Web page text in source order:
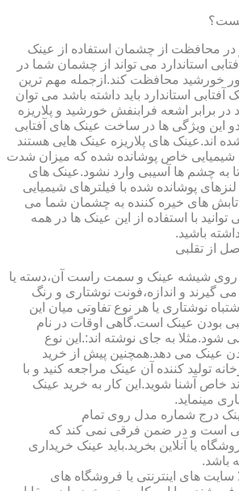
در محافظت از چشمان استفاده از عینک
استاندارد می تواند از چشمان شما در
خورشید محافظت کند.ازجمله مهم ترین
استاندارد باید داشته باشد می توان
100 درصد در برابر اشعه فرابنفش خورشید و پلاریزه
این ویژگی ها در ساخت عینک های آفتابی
اند.عینک های پلاریزه عینک هایی هستند
شیمیایی خاص پوشانده شده که میزان شدت
به چشم ها آسیبی وارد نشود.عینک های
لنزهای پوشانده شده با فیلترهای شیمیایی
تابش های خیره کننده به چشمان شما می
با استفاده از این عینک ها در همه
باشید.
از تقلبی
روی شیشه عینک و سمت راست آن،دسته یا
گیرند و اندازه،فونت نوشتاری و رنگ
نوشتاری یا هر نوع تفاوتی میان این
بودن عینک است.گاهی اوقات در نام
شود.مثلا به جای نوشته اند:.این نوع
عینک می دهد.همچنین پیش از خرید
تولید کننده آن عینک مراجعه کنید و با
خاص آشنا شوید.این کار به خرید عینک
مینماید.
درج شماره مدل روی تمام
است و در ضمن فرقی نمی کند که
یا آنلاین بخرید.باید عینک خریداری
باشد.
سایت های اینترنتی یا فروشگاه های